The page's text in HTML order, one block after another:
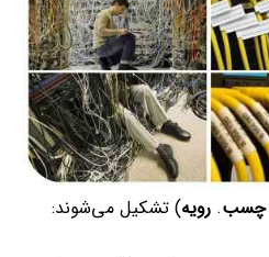
چسب. رویه) تشکیل می‌شوند: